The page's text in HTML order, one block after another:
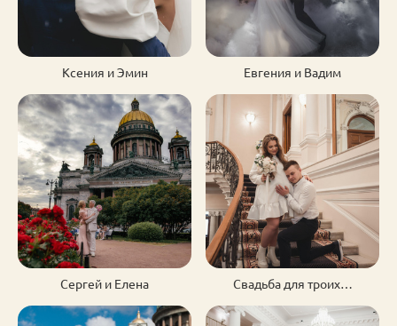
Ксения и Эмин Евгения и Вадим
Сергей и Елена Свадьба для троих…